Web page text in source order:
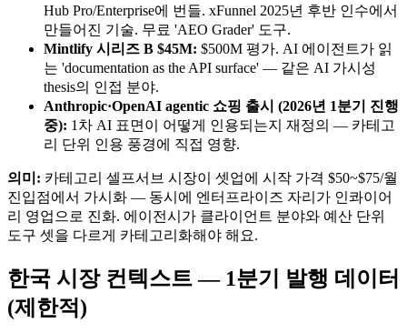
Hub Pro/Enterprise에 번들. xFunnel 2025년 후반 인수에서
만들어진 기술. 무료 'AEO Grader' 도구.
Mintlify 시리즈 B $45M: $500M 평가. AI 에이전트가 읽
는 'documentation as the API surface' — 같은 AI 가시성
thesis의 인접 분야.
Anthropic·OpenAI agentic 쇼핑 출시 (2026년 1분기 진행
중): 1차 AI 표면이 어떻게 인용되는지 재정의 — 카테고
리 단위 인용 풍경에 직접 영향.
의미: 카테고리 셀프서브 시장이 셋업에 시작 가격 $50~$75/월
진입점에서 가시화 — 동시에 엔터프라이즈 자리가 인콰이어
리 영업으로 진화. 에이전시가 클라이언트 분야와 예산 단위
도구 셋을 다르게 카테고리화해야 해요.
한국 시장 컨텍스트 — 1분기 발행 데이터
(제한적)